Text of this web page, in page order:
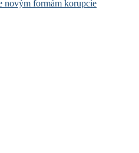
novým formám korupcie